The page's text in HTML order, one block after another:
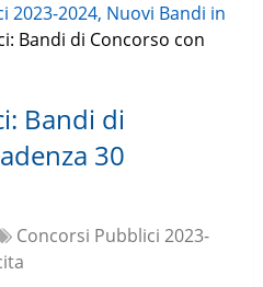
2023-2024, Nuovi Bandi in
Bandi di Concorso con
Bandi di
30
Concorsi Pubblici 2023-